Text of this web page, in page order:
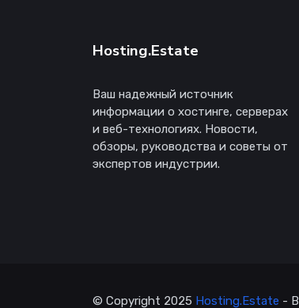
Hosting.Estate
Ваш надежный источник
информации о хостинге, серверах
и веб-технологиях. Новости,
обзоры, руководства и советы от
экспертов индустрии.
© Copyright 2025 Hosting.Estate -